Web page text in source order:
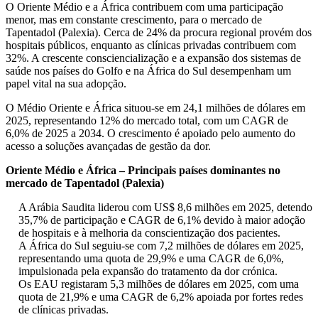
O Oriente Médio e a África contribuem com uma participação
menor, mas em constante crescimento, para o mercado de
Tapentadol (Palexia). Cerca de 24% da procura regional provém dos
hospitais públicos, enquanto as clínicas privadas contribuem com
32%. A crescente consciencialização e a expansão dos sistemas de
saúde nos países do Golfo e na África do Sul desempenham um
papel vital na sua adopção.
O Médio Oriente e África situou-se em 24,1 milhões de dólares em
2025, representando 12% do mercado total, com um CAGR de
6,0% de 2025 a 2034. O crescimento é apoiado pelo aumento do
acesso a soluções avançadas de gestão da dor.
Oriente Médio e África – Principais países dominantes no
mercado de Tapentadol (Palexia)
A Arábia Saudita liderou com US$ 8,6 milhões em 2025, detendo
35,7% de participação e CAGR de 6,1% devido à maior adoção
de hospitais e à melhoria da conscientização dos pacientes.
A África do Sul seguiu-se com 7,2 milhões de dólares em 2025,
representando uma quota de 29,9% e uma CAGR de 6,0%,
impulsionada pela expansão do tratamento da dor crónica.
Os EAU registaram 5,3 milhões de dólares em 2025, com uma
quota de 21,9% e uma CAGR de 6,2% apoiada por fortes redes
de clínicas privadas.